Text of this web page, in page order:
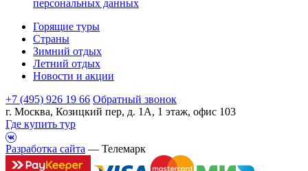
персональных данных
Горящие туры
Страны
Зимний отдых
Летний отдых
Новости и акции
+7 (495) 926 19 66 Обратный звонок
г. Москва, Козицкий пер, д. 1А, 1 этаж, офис 103
Где купить тур
Разработка сайта — Телемарк